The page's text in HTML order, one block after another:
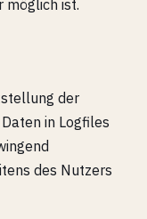
möglich ist.
der
in Logfiles
des Nutzers